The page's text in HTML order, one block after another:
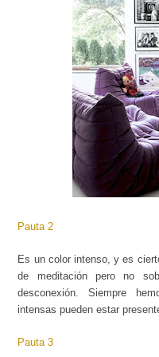
Pauta 2
Es un color intenso, y es
de meditaciónpero no
desconexión. Siempre
intensas pueden estar
Pauta 3